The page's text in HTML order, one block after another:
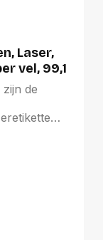
Laser,
vel, 99,1
de
een
hoeken en
FSC-